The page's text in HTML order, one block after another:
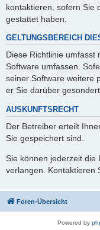
kontaktieren, sofern Sie
gestattet haben.
GELTUNGSBEREICH
Diese Richtlinie umfasst
Software umfassen.
seiner Software weitere
er Sie darüber
AUSKUNFTSRECHT
Der Betreiber erteilt
Sie gespeichert sind.
Sie können jederzeit die
verlangen. Kontaktieren
Foren-Übersicht
Powered by